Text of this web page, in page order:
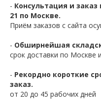
- Консультация и заказ
21 по Москве.
Приём заказов с сайта
- Обширнейшая
срок доставки по Москве
- Рекордно короткие
заказ.
от 20 до 45 рабочих дней